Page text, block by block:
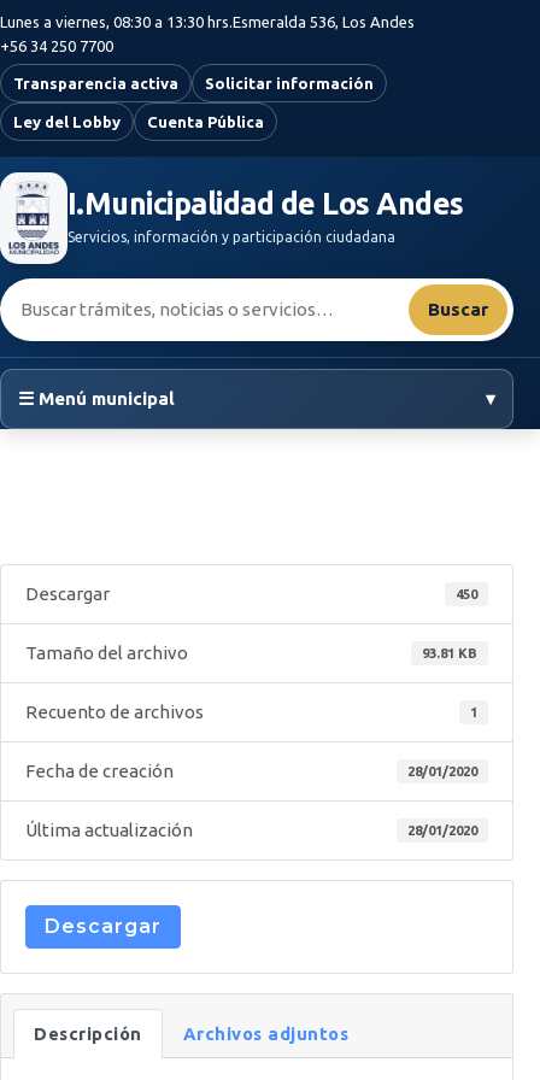
Saltar al contenido principal
Lunes a viernes, 08:30 a 13:30 hrs.Esmeralda 536, Los Andes
+56 34 250 7700
Transparencia activa Solicitar información
Ley del Lobby Cuenta Pública
I.Municipalidad de Los Andes
Servicios, información y participación ciudadana
Buscar:
Buscar
☰ Menú municipal ▾
Descargar 450
Tamaño del archivo 93.81 KB
Recuento de archivos 1
Fecha de creación 28/01/2020
Última actualización 28/01/2020
Descargar
Descripción Archivos adjuntos